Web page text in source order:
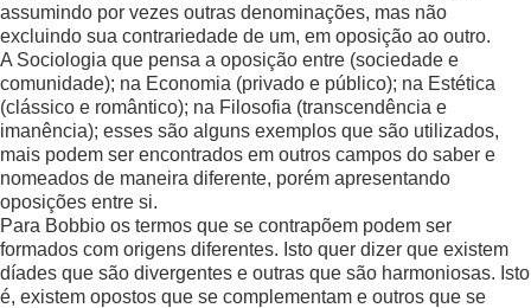
assumindo por vezes outras denominações, mas não
excluindo sua contrariedade de um, em oposição ao outro.
A Sociologia que pensa a oposição entre (sociedade e
comunidade); na Economia (privado e público); na Estética
(clássico e romântico); na Filosofia (transcendência e
imanência); esses são alguns exemplos que são utilizados,
mais podem ser encontrados em outros campos do saber e
nomeados de maneira diferente, porém apresentando
oposições entre si.
Para Bobbio os termos que se contrapõem podem ser
formados com origens diferentes. Isto quer dizer que existem
díades que são divergentes e outras que são harmoniosas. Isto
é, existem opostos que se complementam e outros que se